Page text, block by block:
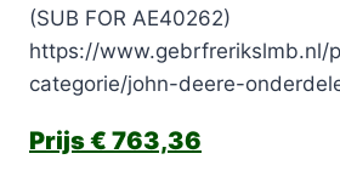
(SUB FOR AE40262)
https://www.gebrfrerikslmb.nl/
categorie/john-deere-
€ 763,36